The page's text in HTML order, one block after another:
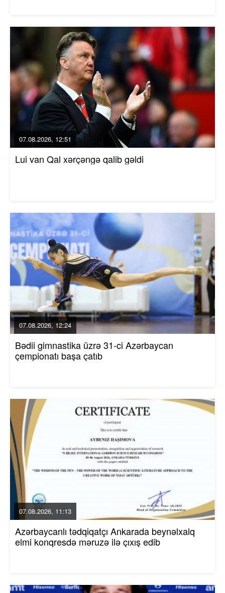
07.08.2026, 12:51
Lui van Qal xərçəngə qalib gəldi
07.08.2026, 12:24
Bədii gimnastika üzrə 31-ci Azərbaycan
çempionatı başa çatıb
07.08.2026, 11:13
Azərbaycanlı tədqiqatçı Ankarada beynəlxalq
elmi konqresdə məruzə ilə çıxış edib